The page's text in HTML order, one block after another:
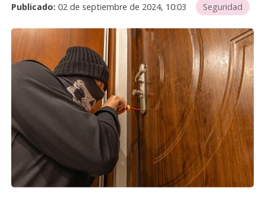
Publicado: 02 de septiembre de 2024, 10:03 Seguridad